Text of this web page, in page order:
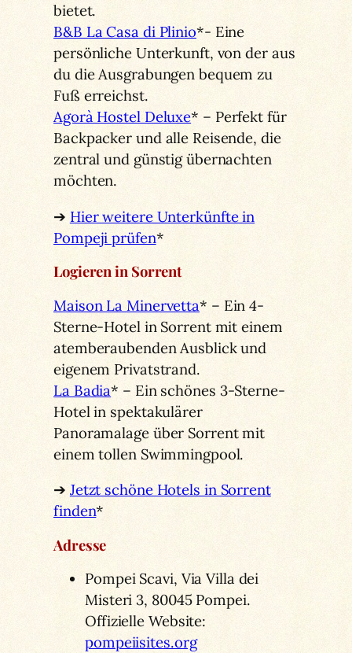
bietet.
B&B La Casa di Plinio*- Eine
persönliche Unterkunft, von der aus
du die Ausgrabungen bequem zu
Fuß erreichst.
Agorà Hostel Deluxe* – Perfekt für
Backpacker und alle Reisende, die
zentral und günstig übernachten
möchten.
➔ Hier weitere Unterkünfte in
Pompeji prüfen*
Logieren in Sorrent
Maison La Minervetta* – Ein 4-
Sterne-Hotel in Sorrent mit einem
atemberaubenden Ausblick und
eigenem Privatstrand.
La Badia* – Ein schönes 3-Sterne-
Hotel in spektakulärer
Panoramalage über Sorrent mit
einem tollen Swimmingpool.
➔ Jetzt schöne Hotels in Sorrent
finden*
Adresse
Pompei Scavi, Via Villa dei
Misteri 3, 80045 Pompei.
Offizielle Website:
pompeiisites.org